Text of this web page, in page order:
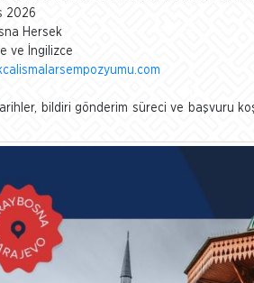
2026
Hersek
ve İngilizce
bildiri gönderim süreci ve başvuru